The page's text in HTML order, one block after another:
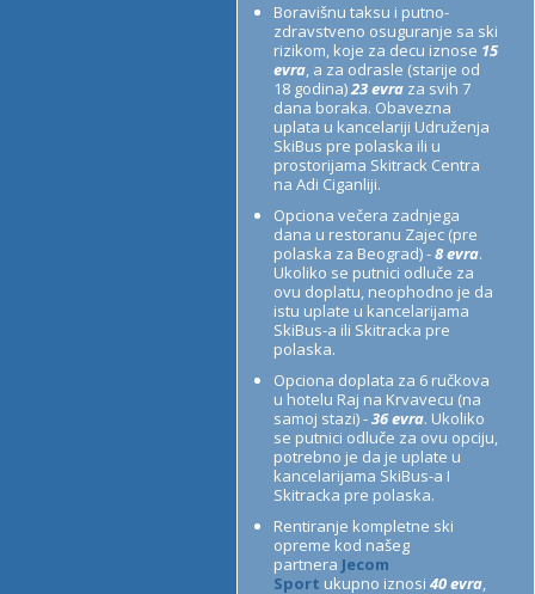
Boravišnu taksu i putno-
zdravstveno osuguranje sa ski
rizikom, koje za decu iznose 15
evra, a za odrasle (starije od
18 godina)23 evraza svih 7
dana boraka. Obavezna
uplata u kancelariji Udruženja
SkiBus pre polaska ili u
prostorijama Skitrack Centra
na Adi Ciganliji.
Opciona večera zadnjega
dana u restoranu Zajec (pre
polaska za Beograd) -8 evra.
Ukoliko se putnici odluče za
ovu doplatu, neophodno je da
istu uplate u kancelarijama
SkiBus-a ili Skitracka pre
polaska.
Opciona doplata za 6 ručkova
u hotelu Raj na Krvavecu (na
samoj stazi) -36 evra. Ukoliko
se putnici odluče za ovu opciju,
potrebno je da je uplate u
kancelarijama SkiBus-a I
Skitracka pre polaska.
Rentiranje kompletne ski
opreme kod našeg
partnera Jecom
Sport ukupno iznosi 40 evra,